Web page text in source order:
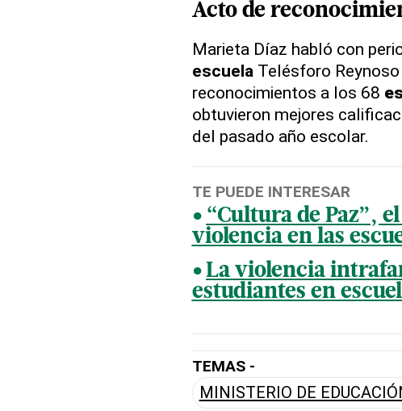
Acto de
Marieta Díaz habló con
escuelaTelésforo Reynoso
reconocimientos a los 68
obtuvieron mejores
del pasado año escolar.
TE PUEDE INTERESAR
“Cultura de Paz”,
violencia en las
La violencia
estudiantes en
TEMAS -
MINISTERIO DE